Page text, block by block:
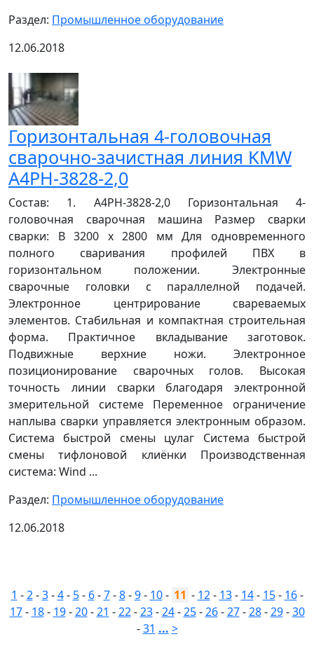
Раздел: Промышленное оборудование
12.06.2018
Горизонтальная 4-головочная
сварочно-зачистная линия KMW
A4PH-3828-2,0
Cостав: 1. A4PH-3828-2,0 Горизонтальная 4-
головочная сварочная машина Размер сварки
сварки: В 3200 x 2800 мм Для одновременного
полного сваривания профилей ПВХ в
горизонтальном положении. Электронные
сварочные головки с параллелной подачей.
Электронное центрирование свареваемых
элементов. Стабильная и компактная строительная
форма. Практичное вкладывание заготовок.
Подвижные верхние ножи. Электронное
позиционирование сварочных голов. Высокая
точность линии сварки благодаря электронной
змерительной системе Переменное ограничение
наплыва сварки управляется электронным образом.
Система быстрой смены цулаг Система быстрой
смены тифлоновой клиёнки Производственная
система: Wind ...
Раздел: Промышленное оборудование
12.06.2018
1 -2-3-4- 5- 6-7-8-9- 10- 11 - 12- 13- 14- 15- 16-
17- 18- 19-20-21 -22-23-24-25-26-27-28-29-30
-31 ... >